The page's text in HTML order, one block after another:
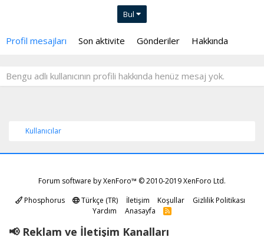
Bul
Profil mesajları Son aktivite Gönderiler Hakkında
Bengu adlı kullanıcının profili hakkında henüz mesaj yok.
Kullanıcılar
Forum software by XenForo™ © 2010-2019 XenForo Ltd.
Phosphorus
Türkçe (TR) İletişim Koşullar
Gizlilik Politikası
Yardım
Anasayfa
R
📢 Reklam ve İletişim Kanalları